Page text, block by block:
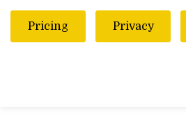
Pricing Privacy